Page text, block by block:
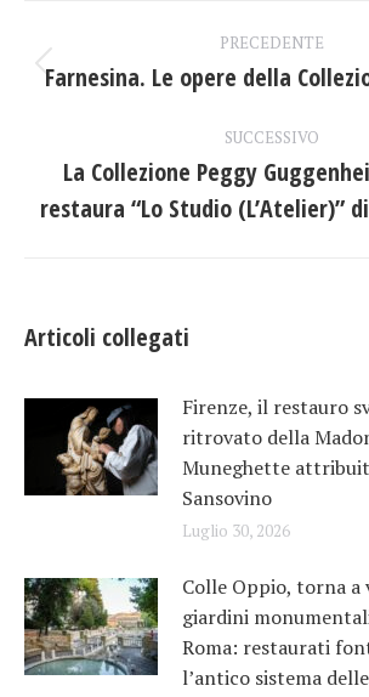
tra
post
PRECEDENTE
Post
Farnesina. Le opere della
SUCCESSIVO
Prossimo
post:
La Collezione Peggy
restaura “Lo Studio (L’Atelier)”
Articoli collegati
Firenze, il restauro
ritrovato della
Muneghette
Sansovino
Luglio 30, 2026
Colle Oppio, torna a
giardini
Roma: restaurati
l’antico sistema